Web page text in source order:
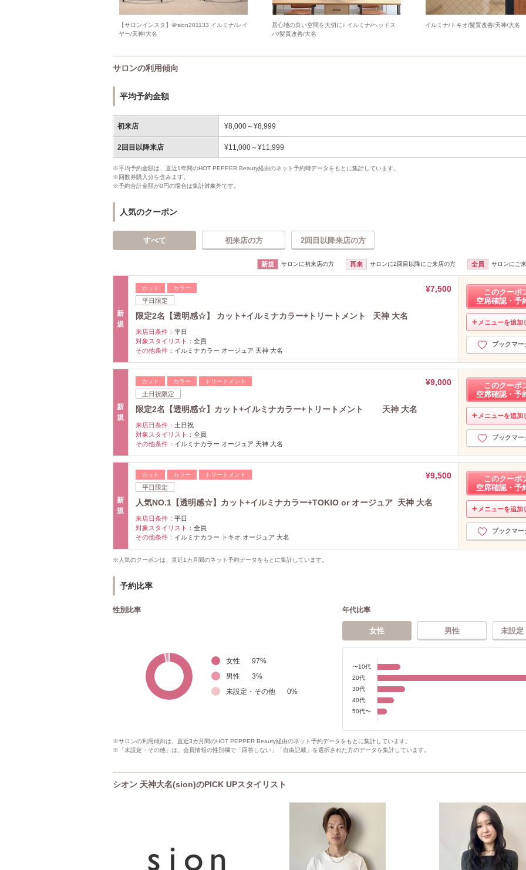
【サロンインスタ】＠sion201133 イルミナ/レイ
ヤー/天神/大名
居心地の良い空間を大切に♪ イルミナ/ヘッドス
パ/髪質改善/大名
イルミナ/トキオ/髪質改善/天神/大名
サロンの利用傾向
平均予約金額
初来店 ¥8,000～¥8,999
2回目以降来店 ¥11,000～¥11,999
※平均予約金額は、直近1年間のHOT PEPPER Beauty経由のネット予約時データをもとに集計しています。
※回数券購入分を含みます。
※予約合計金額が0円の場合は集計対象外です。
人気のクーポン
すべて 初来店の方 2回目以降来店の方
新規 サロンに初来店の方 再来 サロンに2回目以降にご来店の方 全員 サロンにご
新
規
カット カラー
平日限定
¥7,500
限定2名【透明感☆】 カット+イルミナカラー+トリートメント 天神 大名
来店日条件： 平日
対象スタイリスト： 全員
その他条件： イルミナカラー オージュア 天神 大名
このクーポ
空席確認・予
メニューを追加
ブックマー
新
規
カット カラー トリートメント
土日祝限定
¥9,000
限定2名【透明感☆】カット+イルミナカラー+トリートメント 天神 大名
来店日条件： 土日祝
対象スタイリスト： 全員
その他条件： イルミナカラー オージュア 天神 大名
このクーポ
空席確認・予
メニューを追加
ブックマー
新
規
カット カラー トリートメント
平日限定
¥9,500
人気NO.1【透明感☆】カット+イルミナカラー+TOKIO or オージュア 天神 大名
来店日条件： 平日
対象スタイリスト： 全員
その他条件： イルミナカラー トキオ オージュア 大名
このクーポ
空席確認・予
メニューを追加
ブックマー
※人気のクーポンは、直近1カ月間のネット予約データをもとに集計しています。
予約比率
性別比率
女性 97%
男性
3%
未設定・その他
0%
年代比率
女性 男性 未設定
〜10代
20代
30代
40代
50代〜
※サロンの利用傾向は、直近3カ月間のHOT PEPPER Beauty経由のネット予約データをもとに集計しています。
※「未設定・その他」は、会員情報の性別欄で「回答しない」「自由記載」を選択された方のデータを集計しています。
シオン 天神大名(sion)のPICK UPスタイリスト